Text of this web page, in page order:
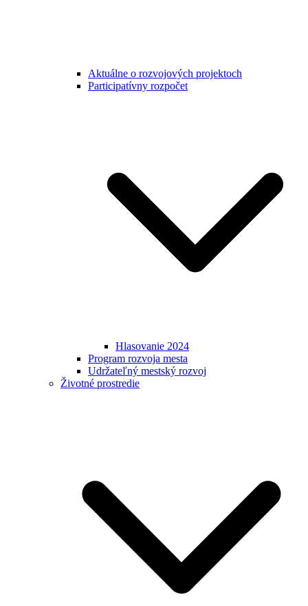
Aktuálne o rozvojových projektoch
Participatívny rozpočet
Hlasovanie 2024
Program rozvoja mesta
Udržateľný mestský rozvoj
Životné prostredie